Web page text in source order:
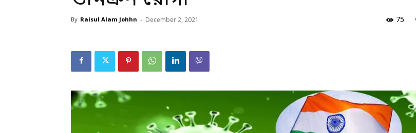
By Raisul Alam Johhn - December 2, 2021 75